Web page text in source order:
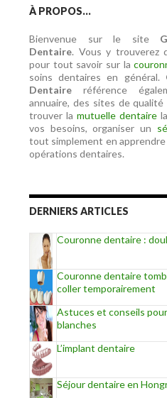
À PROPOS…
Bienvenue sur le site
Dentaire. Vous y trouverez
pour tout savoir sur la
soins dentaires en général.
Dentaire référence
annuaire, des sites de
trouver la mutuelle dentaire
vos besoins, organiser un
tout simplement en
opérations dentaires.
DERNIERS ARTICLES
Couronne dentaire :
Couronne dentaire
coller temporairement
Astuces et conseils
blanches
L’implant dentaire
Séjour dentaire en